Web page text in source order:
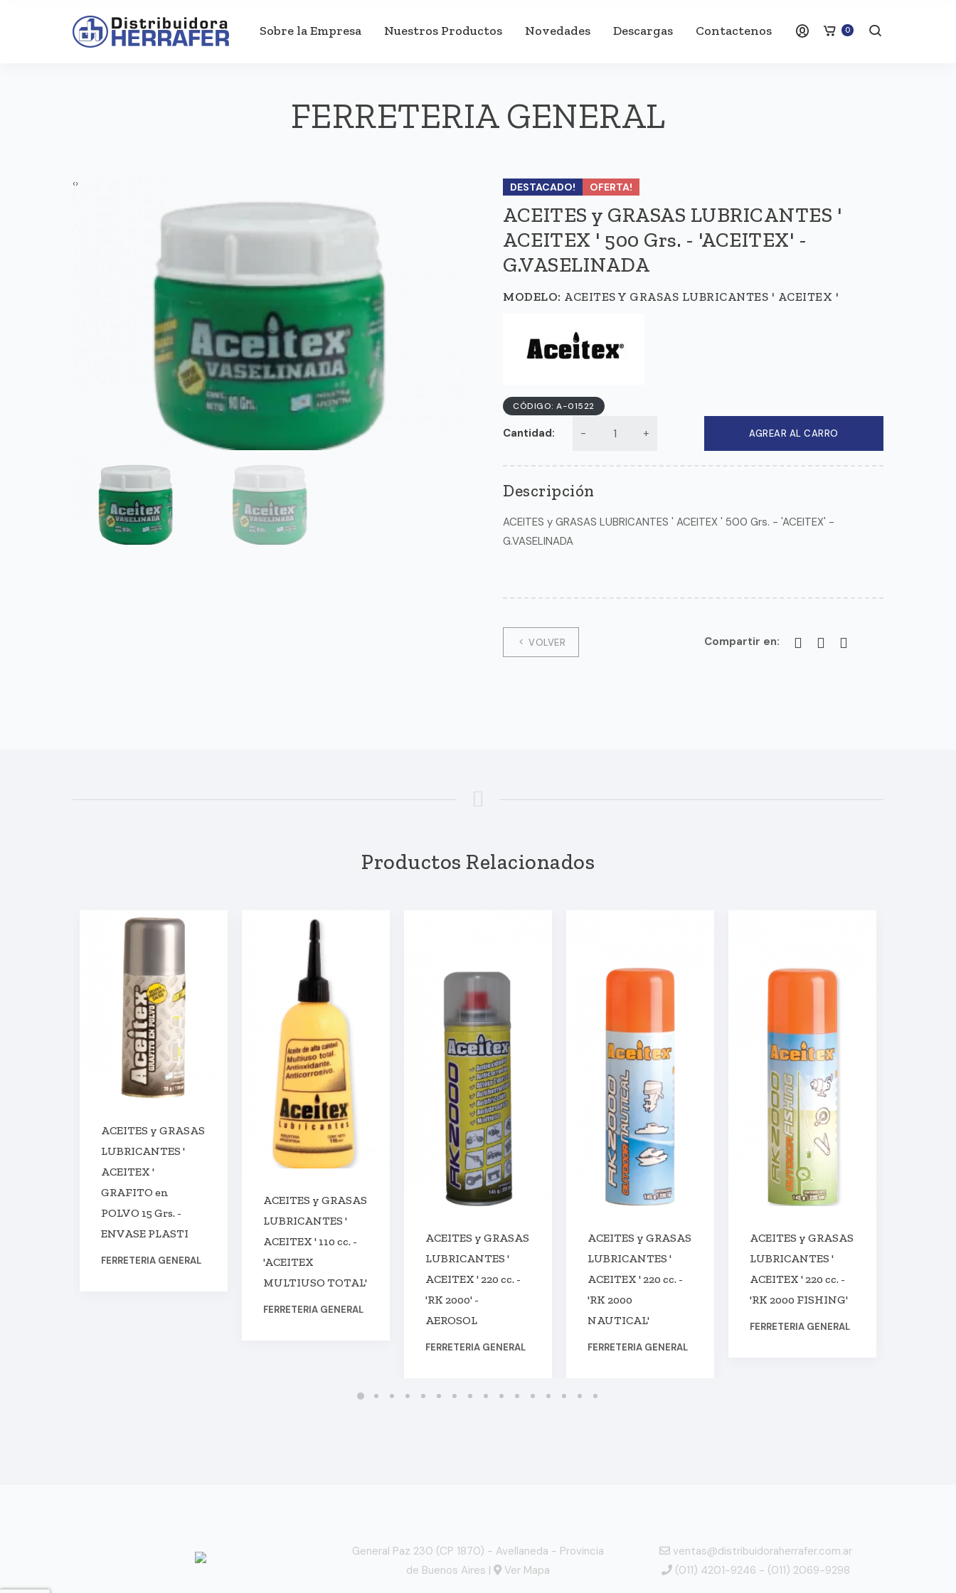
0
Sobre la Empresa Nuestros Productos Novedades Descargas Contactenos
FERRETERIA GENERAL
‹› DESTACADO! OFERTA!
ACEITES y GRASAS LUBRICANTES '
ACEITEX ' 500 Grs. - 'ACEITEX' -
G.VASELINADA
MODELO: ACEITES Y GRASAS LUBRICANTES ' ACEITEX '
CÓDIGO: A-01522
Cantidad: AGREAR AL CARRO
Descripción
ACEITES y GRASAS LUBRICANTES ' ACEITEX ' 500 Grs. - 'ACEITEX' -
G.VASELINADA
VOLVER Compartir en:
Productos Relacionados
ACEITES y GRASAS
LUBRICANTES '
ACEITEX '
GRAFITO en
POLVO 15 Grs. -
ENVASE PLASTI
FERRETERIA GENERAL
ACEITES y GRASAS
LUBRICANTES '
ACEITEX ' 110 cc. -
'ACEITEX
MULTIUSO TOTAL'
FERRETERIA GENERAL
ACEITES y GRASAS
LUBRICANTES '
ACEITEX ' 220 cc. -
'RK 2000' -
AEROSOL
FERRETERIA GENERAL
ACEITES y GRASAS
LUBRICANTES '
ACEITEX ' 220 cc. -
'RK 2000
NAUTICAL'
FERRETERIA GENERAL
ACEITES y GRASAS
LUBRICANTES '
ACEITEX ' 220 cc. -
'RK 2000 FISHING'
FERRETERIA GENERAL
General Paz 230 (CP 1870) - Avellaneda - Provincia
de Buenos Aires |
Ver Mapa
ventas@distribuidoraherrafer.com.ar
(011) 4201-9246 - (011) 2069-9298